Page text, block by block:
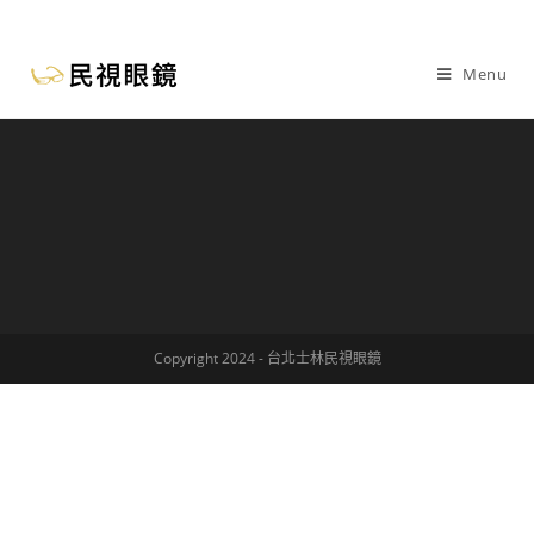
Menu
Copyright 2024 - 台北士林民視眼鏡